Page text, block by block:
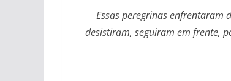
Essas peregrinas enfrentaram
desistiram, seguiram em frente,